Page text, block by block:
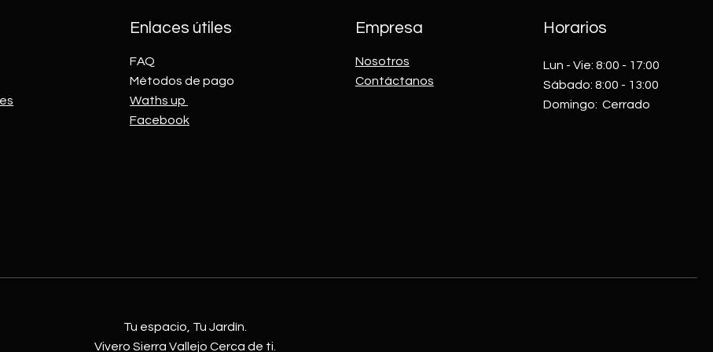
Enlaces útiles
FAQ
Métodos de pago
Waths up
Facebook
Empresa
Nosotros
Contáctanos
Horarios
Lun - Vie: 8:00 - 17:00​​
Sábado: 8:00 - 13:00
​Domingo: Cerrado
Tu espacio, Tu Jardín.
Vivero Sierra Vallejo Cerca de ti.